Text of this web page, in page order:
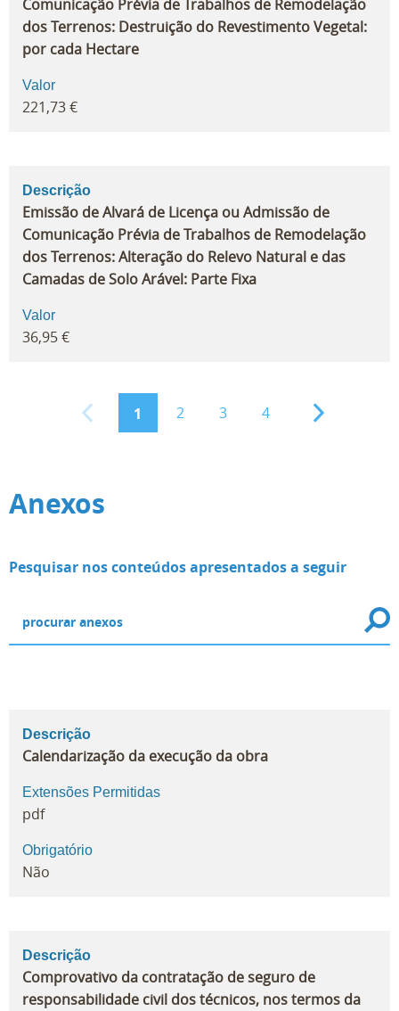
Comunicação Prévia de Trabalhos de Remodelação
dos Terrenos: Destruição do Revestimento Vegetal:
por cada Hectare
Valor
221,73 €
Descrição
Emissão de Alvará de Licença ou Admissão de
Comunicação Prévia de Trabalhos de Remodelação
dos Terrenos: Alteração do Relevo Natural e das
Camadas de Solo Arável: Parte Fixa
Valor
36,95 €
1 2 3 4
Anexos
Pesquisar nos conteúdos apresentados a seguir
Descrição
Calendarização da execução da obra
Extensões Permitidas
pdf
Obrigatório
Não
Descrição
Comprovativo da contratação de seguro de
responsabilidade civil dos técnicos, nos termos da